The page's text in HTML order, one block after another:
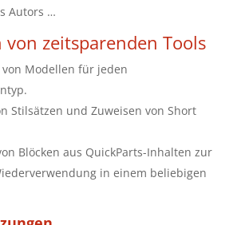
Autors …
von zeitsparenden Tools
Modellen für jeden
Stilsätzen und Zuweisen von Short
Blöcken aus QuickParts-Inhalten zur
in einem beliebigen